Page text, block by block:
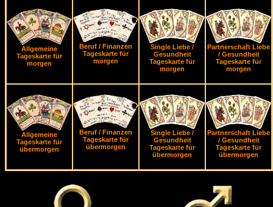
Allgemeine
Tageskarte für
morgen
Beruf / Finanzen
Tageskarte für
morgen
Single Liebe /
Gesundheit
Tageskarte für
morgen
Partnerschaft Liebe
/ Gesundheit
Tageskarte für
morgen
Allgemeine
Tageskarte für
übermorgen
Beruf / Finanzen
Tageskarte für
übermorgen
Single Liebe /
Gesundheit
Tageskarte für
übermorgen
Partnerschaft Liebe
/ Gesundheit
Tageskarte für
übermorgen